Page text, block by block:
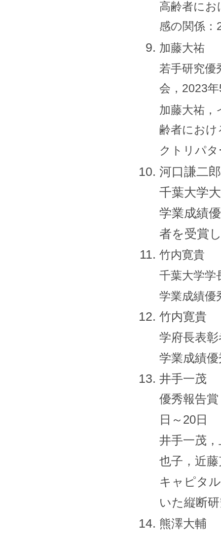
高齢者に
感の関係：
加藤大祐
若手研究優
会，2023
加藤大祐，
齢者におけ
クトリパ
河口謙二郎
千葉大学
学業成績
者を受賞
竹内寛貴
千葉大学学
学業成績優
竹内寛貴
学府長表
学業成績
井手一茂
優秀報告
日～20日
井手一茂
也子，近
キャピタ
いた縦断
熊澤大輔